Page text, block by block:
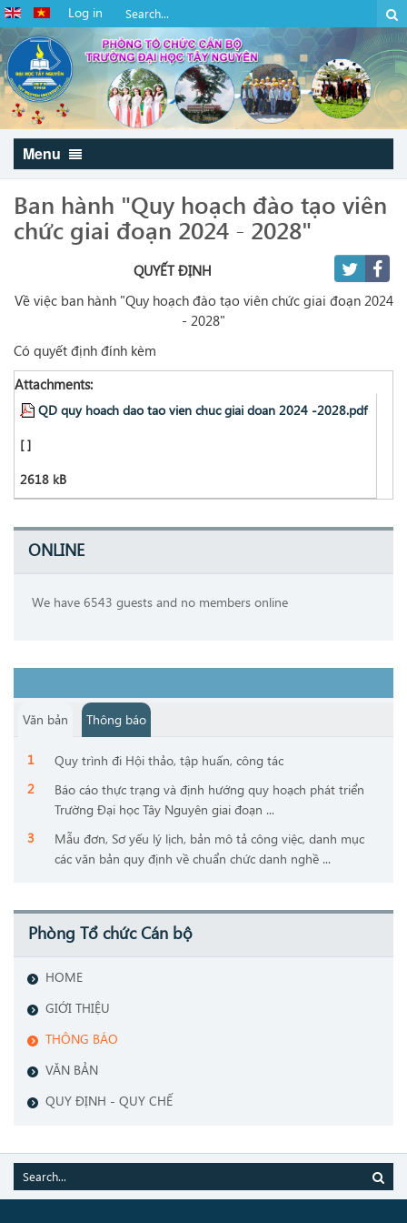
Log in
Menu
Ban hành "Quy hoạch đào tạo viên
chức giai đoạn 2024 - 2028"
QUYẾT ĐỊNH
Về việc ban hành "Quy hoạch đào tạo viên chức giai đoạn 2024
- 2028"
Có quyết định đính kèm
Attachments:
QD quy hoach dao tao vien chuc giai doan 2024 -2028.pdf
[ ]
2618 kB
ONLINE
We have 6543 guests and no members online
Văn bản Thông báo
Quy trình đi Hội thảo, tập huấn, công tác
Báo cáo thực trạng và định hướng quy hoạch phát triển
Trường Đại học Tây Nguyên giai đoạn ...
Mẫu đơn, Sơ yếu lý lịch, bản mô tả công việc, danh mục
các văn bản quy định về chuẩn chức danh nghề ...
Phòng Tổ chức Cán bộ
HOME
GIỚI THIỆU
THÔNG BÁO
VĂN BẢN
QUY ĐỊNH - QUY CHẾ